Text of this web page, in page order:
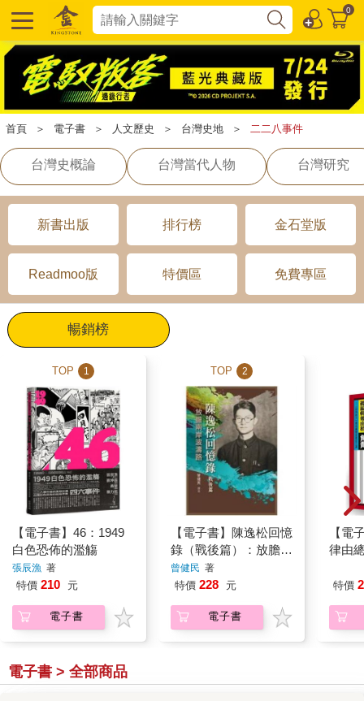
0
首頁 ＞ 電子書 ＞ 人文歷史 ＞ 台灣史地 ＞ 二二八事件
台灣史概論 台灣當代人物 台灣研究
新書出版 排行榜 金石堂版
Readmoo版 特價區 免費專區
暢銷榜
TOP 1
【電子書】46：1949
白色恐佈的濫觴
張辰漁 著
特價 210 元
電子書
TOP 2
【電子書】陳逸松回憶
錄（戰後篇）：放膽兩
岸波濤路
曾健民 著
特價 228 元
電子書
【電
律由
特價
電子書 > 全部商品